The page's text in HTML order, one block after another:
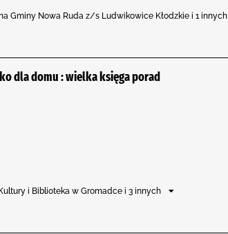
Gminy Nowa Ruda z/s Ludwikowice Kłodzkie i 1 innych
dla domu : wielka księga porad
i Biblioteka w Gromadce i 3 innych